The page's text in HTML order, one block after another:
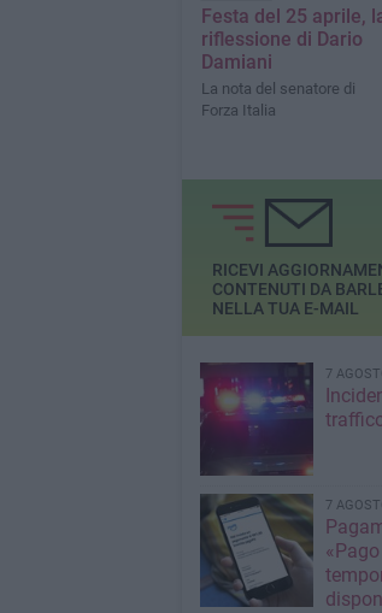
Festa del 25 aprile,
riflessione di Dario
Damiani
La nota del senatore di
Forza Italia
RICEVI
CONTENUTI DA
NELLA TUA E-MAIL
7
7